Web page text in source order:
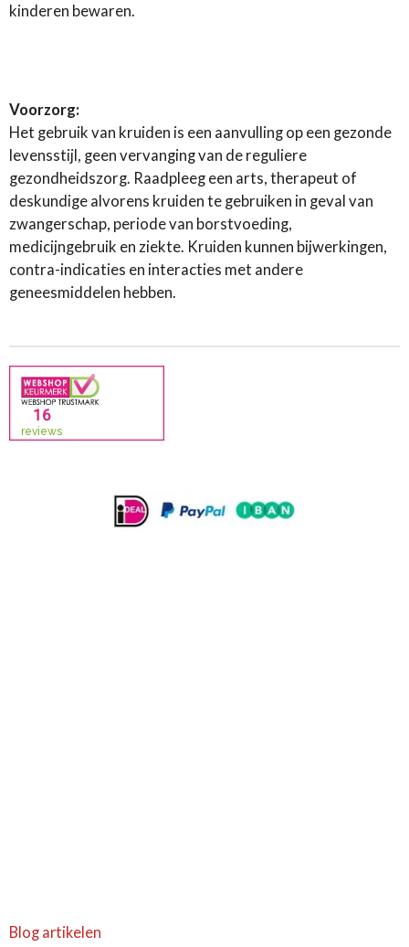
kinderen bewaren.
Voorzorg:
Het gebruik van kruiden is een aanvulling op een gezonde
levensstijl, geen vervanging van de reguliere
gezondheidszorg. Raadpleeg een arts, therapeut of
deskundige alvorens kruiden te gebruiken in geval van
zwangerschap, periode van borstvoeding,
medicijngebruik en ziekte. Kruiden kunnen bijwerkingen,
contra-indicaties en interacties met andere
geneesmiddelen hebben.
Blog artikelen